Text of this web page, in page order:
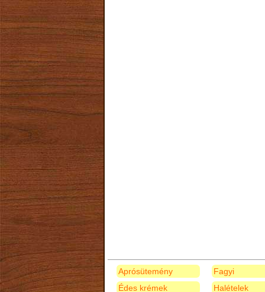
Aprósütemény
Édes krémek
Fagyi
Halételek